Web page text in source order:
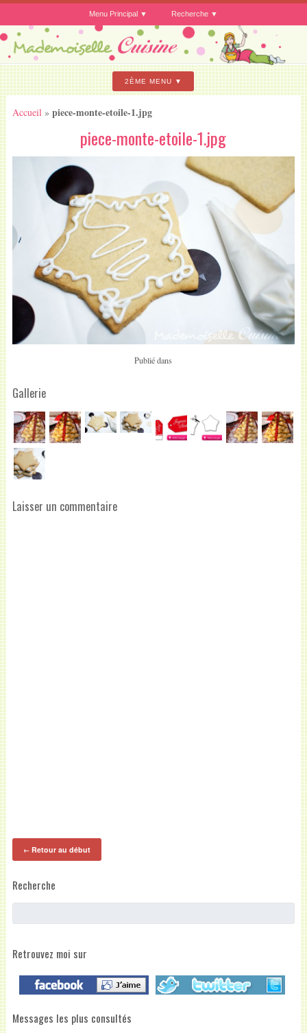
Menu Principal Recherche
2ÈME MENU
Accueil » piece-monte-etoile-1.jpg
piece-monte-etoile-1.jpg
Publié dans
Gallerie
Laisser un commentaire
←Retour au début
Recherche
Retrouvez moi sur
Messages les plus consultés